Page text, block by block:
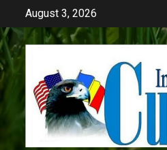
content
August 3, 2026